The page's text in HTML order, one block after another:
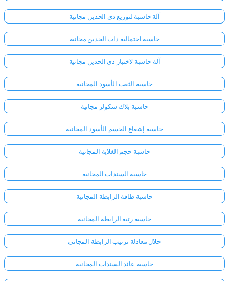
لا
توجد
أسئلة
بعد
آلة حاسبة لتوزيع ذي الحدين مجانية
حاسبة احتمالية ذات الحدين مجانية
آلة حاسبة لاختبار ذي الحدين مجانية
حاسبة الثقب الأسود المجانية
حاسبة بلاك سكولز مجانية
حاسبة إشعاع الجسم الأسود المجانية
حاسبة حجم الغلاية المجانية
حاسبة السندات المجانية
حاسبة طاقة الرابطة المجانية
حاسبة رتبة الرابطة المجانية
حلال معادلة ترتيب الرابطة المجاني
حاسبة عائد السندات المجانية